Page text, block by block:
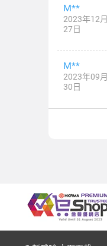
M**
2023年12月
27日
M**
2023年09月
30日